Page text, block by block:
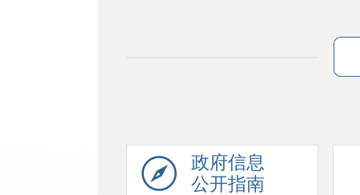
政府信息
公开指南